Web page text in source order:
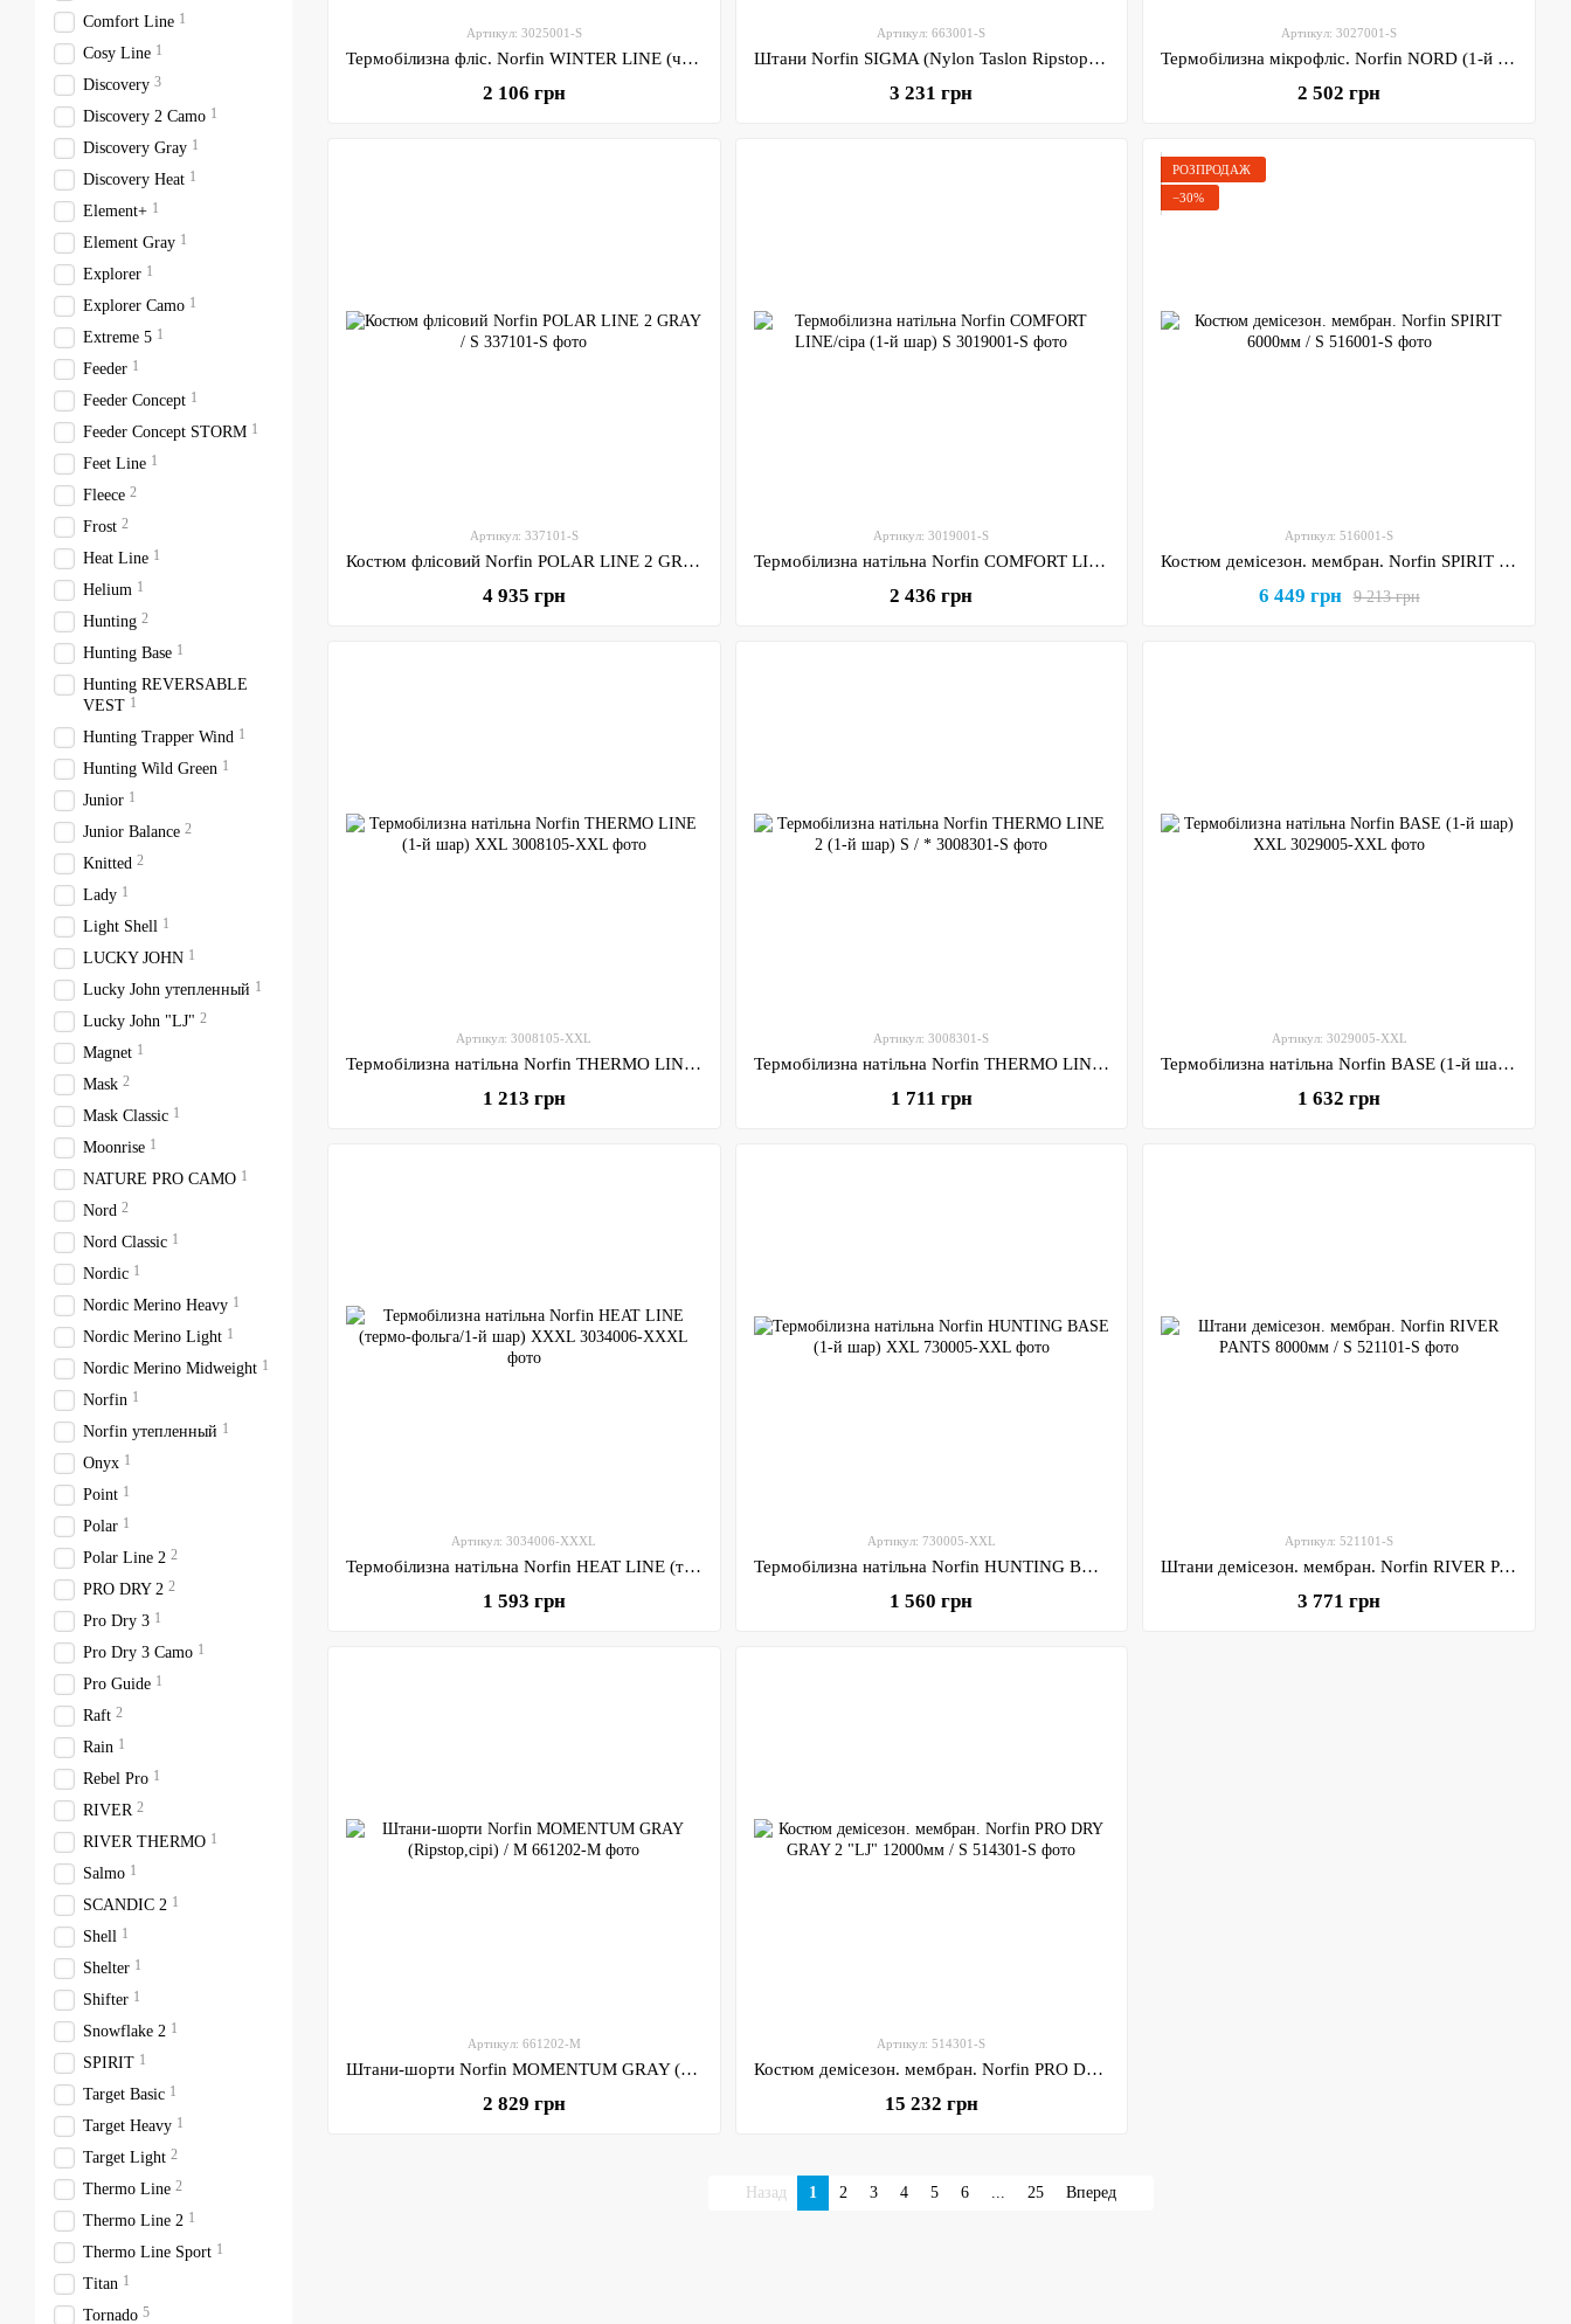
Артикул: 3025001-S
Термобілизна фліс. Norfin WINTER LINE (чорн.1-й,2-й шар) S
2 106 грн
Артикул: 663001-S
Штани Norfin SIGMA (Nylon Taslon Ripstop) / S
3 231 грн
Артикул: 3027001-S
Термобілизна мікрофліс. Norfin NORD (1-й шар) S
2 502 грн
Артикул: 337101-S
Костюм флісовий Norfin POLAR LINE 2 GRAY / S
4 935 грн
Артикул: 3019001-S
Термобілизна натільна Norfin COMFORT LINE/сіра (1-й шар) S
2 436 грн
РОЗПРОДАЖ
−30%
Артикул: 516001-S
Костюм демісезон. мембран. Norfin SPIRIT 6000мм / S
9 213 грн
6 449 грн
Артикул: 3008105-XXL
Термобілизна натільна Norfin THERMO LINE (1-й шар) XXL
1 213 грн
Артикул: 3008301-S
Термобілизна натільна Norfin THERMO LINE 2 (1-й шар) S / *
1 711 грн
Артикул: 3029005-XXL
Термобілизна натільна Norfin BASE (1-й шар) XXL
1 632 грн
Артикул: 3034006-XXXL
Термобілизна натільна Norfin HEAT LINE (термо-фольга/1-й шар) XXXL
1 593 грн
Артикул: 730005-XXL
Термобілизна натільна Norfin HUNTING BASE (1-й шар) XXL
1 560 грн
Артикул: 521101-S
Штани демісезон. мембран. Norfin RIVER PANTS 8000мм / S
3 771 грн
Артикул: 661202-M
Штани-шорти Norfin MOMENTUM GRAY (Ripstop,сірі) / M
2 829 грн
Артикул: 514301-S
Костюм демісезон. мембран. Norfin PRO DRY GRAY 2 "LJ" 12000мм / S
15 232 грн
Назад 1 2 3 4 5 6 ... 25 Вперед
Comfort Line 1
Cosy Line 1
Discovery 3
Discovery 2 Camo 1
Discovery Gray 1
Discovery Heat 1
Element+ 1
Element Gray 1
Explorer 1
Explorer Camo 1
Extreme 5 1
Feeder 1
Feeder Concept 1
Feeder Concept STORM 1
Feet Line 1
Fleece 2
Frost 2
Heat Line 1
Helium 1
Hunting 2
Hunting Base 1
Hunting REVERSABLE
VEST 1
Hunting Trapper Wind 1
Hunting Wild Green 1
Junior 1
Junior Balance 2
Knitted 2
Lady 1
Light Shell 1
LUCKY JOHN 1
Lucky John утепленный 1
Lucky John "LJ" 2
Magnet 1
Mask 2
Mask Classic 1
Moonrise 1
NATURE PRO CAMO 1
Nord 2
Nord Classic 1
Nordic 1
Nordic Merino Heavy 1
Nordic Merino Light 1
Nordic Merino Midweight 1
Norfin 1
Norfin утепленный 1
Onyx 1
Point 1
Polar 1
Polar Line 2 2
PRO DRY 2 2
Pro Dry 3 1
Pro Dry 3 Camo 1
Pro Guide 1
Raft 2
Rain 1
Rebel Pro 1
RIVER 2
RIVER THERMO 1
Salmo 1
SCANDIC 2 1
Shell 1
Shelter 1
Shifter 1
Snowflake 2 1
SPIRIT 1
Target Basic 1
Target Heavy 1
Target Light 2
Thermo Line 2
Thermo Line 2 1
Thermo Line Sport 1
Titan 1
Tornado 5